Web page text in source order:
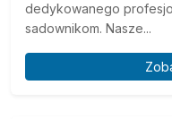
dedykowanego
sadownikom. Nasze...